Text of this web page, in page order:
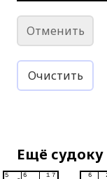
Отменить
Очистить
Ещё судоку